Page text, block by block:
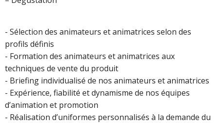
- Sélection des animateurs et animatrices selon des
profils définis
- Formation des animateurs et animatrices aux
techniques de vente du produit
- Briefing individualisé de nos animateurs et animatrices
- Expérience, fiabilité et dynamisme de nos équipes
d’animation et promotion
- Réalisation d’uniformes personnalisés à la demande du